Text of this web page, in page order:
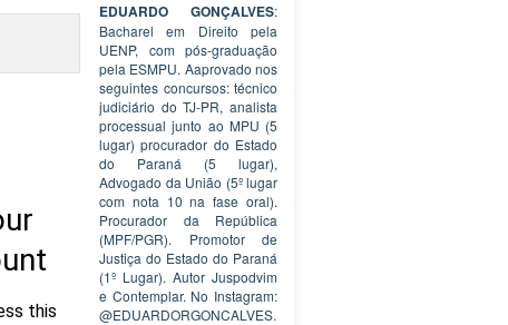
EDUARDO GONÇALVES:
Bacharel em Direito pela
UENP, com pós-graduação
pela ESMPU. Aaprovado nos
seguintes concursos: técnico
judiciário do TJ-PR, analista
processual junto ao MPU (5
lugar) procurador do Estado
do Paraná (5 lugar),
Advogado da União (5º lugar
com nota 10 na fase oral).
Procurador da República
(MPF/PGR). Promotor de
Justiça do Estado do Paraná
(1º Lugar). Autor Juspodvim
e Contemplar. No Instagram:
@EDUARDORGONCALVES.